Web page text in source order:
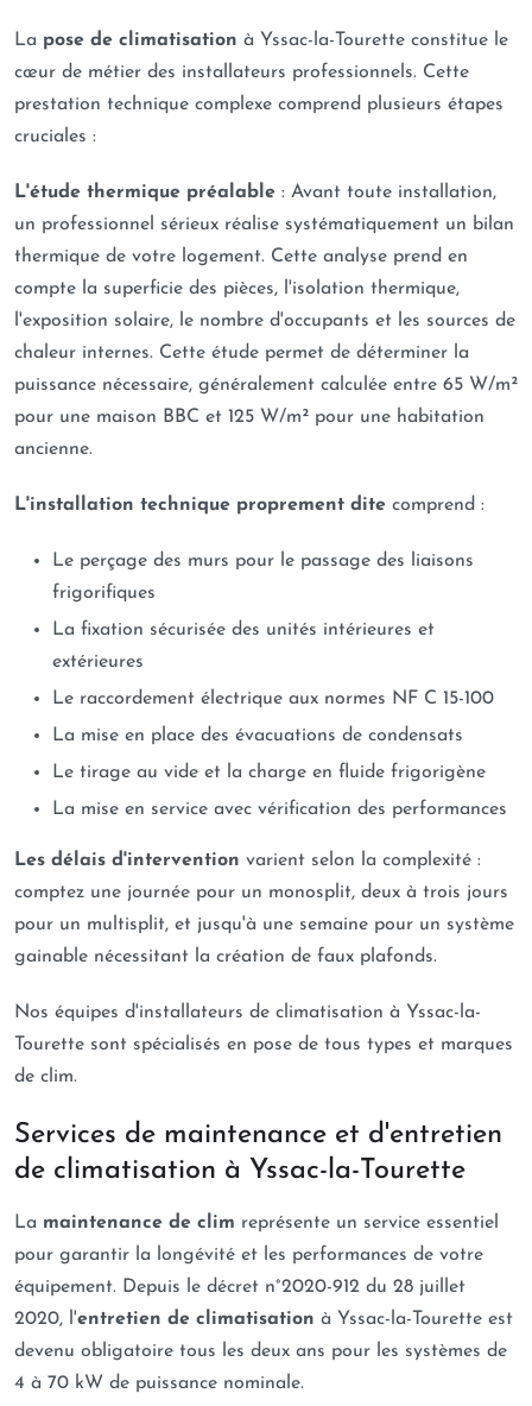
La pose de climatisation à Yssac-la-Tourette constitue le
cœur de métier des installateurs professionnels. Cette
prestation technique complexe comprend plusieurs étapes
cruciales :
L'étude thermique préalable : Avant toute installation,
un professionnel sérieux réalise systématiquement un bilan
thermique de votre logement. Cette analyse prend en
compte la superficie des pièces, l'isolation thermique,
l'exposition solaire, le nombre d'occupants et les sources de
chaleur internes. Cette étude permet de déterminer la
puissance nécessaire, généralement calculée entre 65 W/m²
pour une maison BBC et 125 W/m² pour une habitation
ancienne.
L'installation technique proprement dite comprend :
Le perçage des murs pour le passage des liaisons
frigorifiques
La fixation sécurisée des unités intérieures et
extérieures
Le raccordement électrique aux normes NF C 15-100
La mise en place des évacuations de condensats
Le tirage au vide et la charge en fluide frigorigène
La mise en service avec vérification des performances
Les délais d'intervention varient selon la complexité :
comptez une journée pour un monosplit, deux à trois jours
pour un multisplit, et jusqu'à une semaine pour un système
gainable nécessitant la création de faux plafonds.
Nos équipes d'installateurs de climatisation à Yssac-la-
Tourette sont spécialisés en pose de tous types et marques
de clim.
Services de maintenance et d'entretien
de climatisation à Yssac-la-Tourette
La maintenance de clim représente un service essentiel
pour garantir la longévité et les performances de votre
équipement. Depuis le décret n°2020-912 du 28 juillet
2020, l'entretien de climatisation à Yssac-la-Tourette est
devenu obligatoire tous les deux ans pour les systèmes de
4 à 70 kW de puissance nominale.